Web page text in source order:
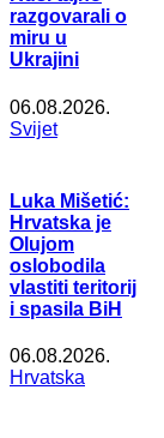
razgovarali o
miru u
Ukrajini
06.08.2026.
Svijet
Luka Mišetić:
Hrvatska je
Olujom
oslobodila
vlastiti teritorij
i spasila BiH
06.08.2026.
Hrvatska